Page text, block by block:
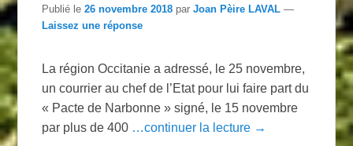
Publié le26 novembre 2018 parJoan Pèire LAVAL —
Laissez une réponse
La région Occitanie a adressé, le 25 novembre,
un courrier au chef de l’Etat pour lui faire part du
« Pacte de Narbonne » signé, le 15 novembre
par plus de 400 …continuer la lecture →